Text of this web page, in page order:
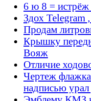
6 ю 8 = истрёж
Здох Telegram
Продам
Крышку
Вояж
Отличие
Чертеж
надписью урал